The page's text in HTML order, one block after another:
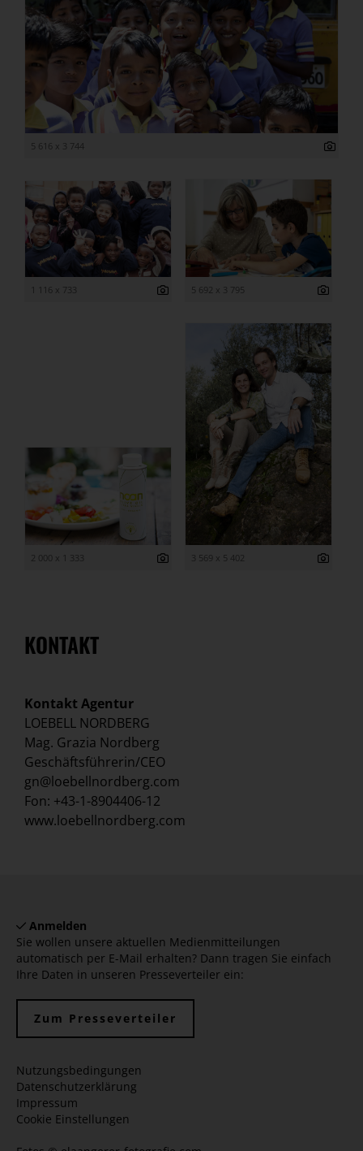
5 616 x 3 744
1 116 x 733 5 692 x 3 795
2 000 x 1 333 3 569 x 5 402
KONTAKT
Kontakt Agentur
LOEBELL NORDBERG
Mag. Grazia Nordberg
Geschäftsführerin/CEO
gn@loebellnordberg.com
Fon: +43-1-8904406-12
www.loebellnordberg.com
Anmelden
Sie wollen unsere aktuellen Medienmitteilungen
automatisch per E-Mail erhalten? Dann tragen Sie einfach
Ihre Daten in unseren Presseverteiler ein:
Zum Presseverteiler
Nutzungsbedingungen
Datenschutzerklärung
Impressum
Cookie Einstellungen